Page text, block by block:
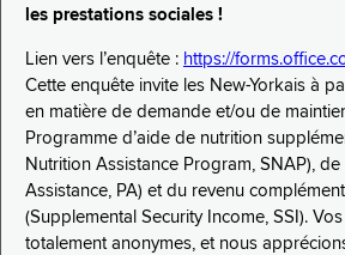
les prestations sociales !
Lien vers l’enquête : https://
Cette enquête invite les New-Yorkais à
en matière de demande et/ou de
Programme d’aide de nutrition
Nutrition Assistance Program, SNAP), de
Assistance, PA) et du revenu
(Supplemental Security Income, SSI).
totalement anonymes, et nous